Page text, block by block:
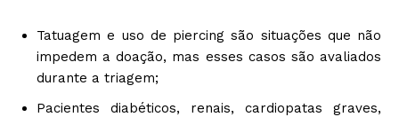
Tatuagem e uso de piercing são situações que não
impedem a doação, mas esses casos são avaliados
durante a triagem;
Pacientes diabéticos, renais, cardiopatas graves,